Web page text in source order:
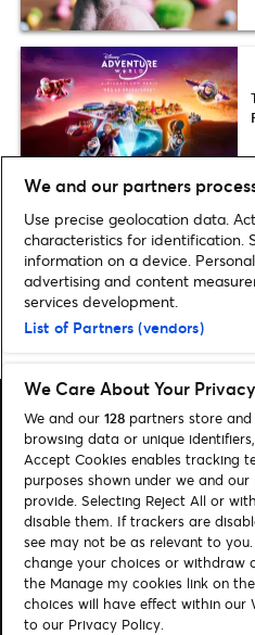
Plus d’actus
Home» FAMILLE & LOISIRS
Rechercher
Gérer mes cookies
Aide / Contact
Suivez-nous
We and our partners
Use precise geolocation data.
characteristics for identification.
information on a device.
advertising and content
services development.
List of Partners (vendors)
We Care About Your Privacy
We and our 128 partners store
browsing data or unique
Accept Cookies enables tracking
purposes shown under we and
provide. Selecting Reject All or
disable them. If trackers are
see may not be as relevant to
change your choices or withdraw
the Manage my cookies link on
choices will have effect within our
to our Privacy Policy.